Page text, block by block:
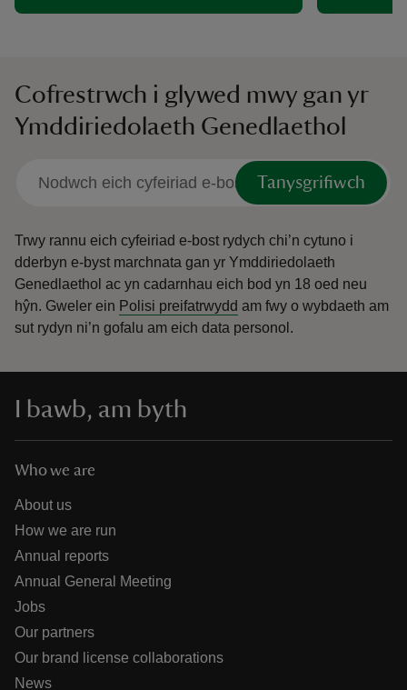
Cofrestrwch i glywed mwy gan yr
Ymddiriedolaeth Genedlaethol
Tanysgrifiwch
Trwy rannu eich cyfeiriad e-bost rydych chi’n cytuno i
dderbyn e-byst marchnata gan yr Ymddiriedolaeth
Genedlaethol ac yn cadarnhau eich bod yn 18 oed neu
hŷn. Gweler ein Polisi preifatrwydd am fwy o wybdaeth am
sut rydyn ni’n gofalu am eich data personol.
I bawb, am byth
Who we are
About us
How we are run
Annual reports
Annual General Meeting
Jobs
Our partners
Our brand license collaborations
News